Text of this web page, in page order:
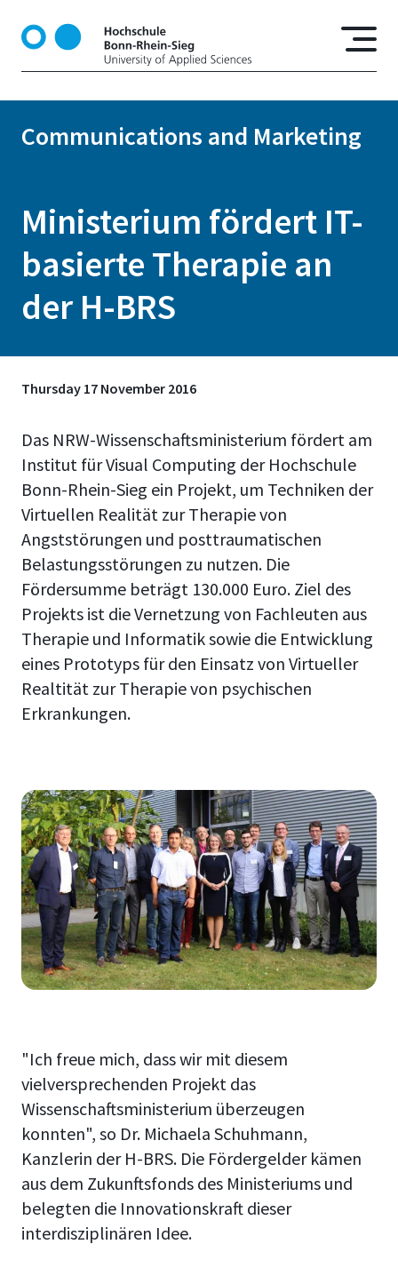
t
t
Communications and Marketing
Ministerium fördert IT-
basierte Therapie an
der H-BRS
Thursday 17 November 2016
Das NRW-Wissenschaftsministerium fördert am
Institut für Visual Computing der Hochschule
Bonn-Rhein-Sieg ein Projekt, um Techniken der
Virtuellen Realität zur Therapie von
Angststörungen und posttraumatischen
Belastungsstörungen zu nutzen. Die
Fördersumme beträgt 130.000 Euro. Ziel des
Projekts ist die Vernetzung von Fachleuten aus
Therapie und Informatik sowie die Entwicklung
eines Prototyps für den Einsatz von Virtueller
Realtität zur Therapie von psychischen
Erkrankungen.
"Ich freue mich, dass wir mit diesem
vielversprechenden Projekt das
Wissenschaftsministerium überzeugen
konnten", so Dr. Michaela Schuhmann,
Kanzlerin der H-BRS. Die Fördergelder kämen
aus dem Zukunftsfonds des Ministeriums und
belegten die Innovationskraft dieser
interdisziplinären Idee.